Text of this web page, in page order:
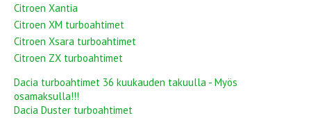
Citroen Xantia
Citroen XM turboahtimet
Citroen Xsara turboahtimet
Citroen ZX turboahtimet
Dacia turboahtimet 36 kuukauden takuulla - Myös
osamaksulla!!!
Dacia Duster turboahtimet